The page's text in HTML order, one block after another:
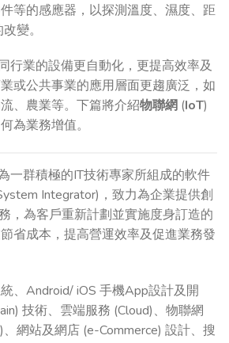
等的感應器，以探測溫度、濕度、距
變。
行業的設備更自動化，更提高效率及
或公共事業的應用層面更趨廣泛，如
、農業等。下篇將介紹物聯網 (IoT)
為業務增值。
一群積極的IT技術專家所組成的軟件
Integrator)，致力為企業提供創
，為客戶重新計劃並實施度身訂造的
省成本，提高營運效率及促進業務發
、Android/ iOS 手機App設計及開
技術、雲端服務 (Cloud)、物聯網
網站及網店 (e-Commerce) 設計、搜